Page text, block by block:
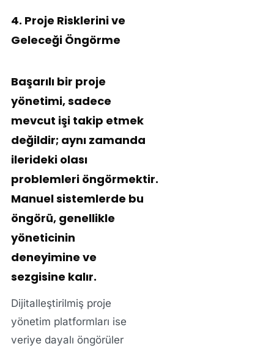
4. Proje Risklerini ve
Geleceği Öngörme
Başarılı bir proje
yönetimi, sadece
mevcut işi takip etmek
değildir; aynı zamanda
ilerideki olası
problemleriöngörmektir.
Manuel sistemlerde bu
öngörü, genellikle
yöneticinin
deneyimine ve
sezgisine kalır.
Dijitalleştirilmiş proje
yönetim platformları ise
veriye dayalı öngörüler